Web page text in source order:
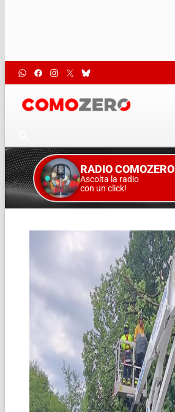
RADIO COMOZERO
Ascolta la radio
con un click!